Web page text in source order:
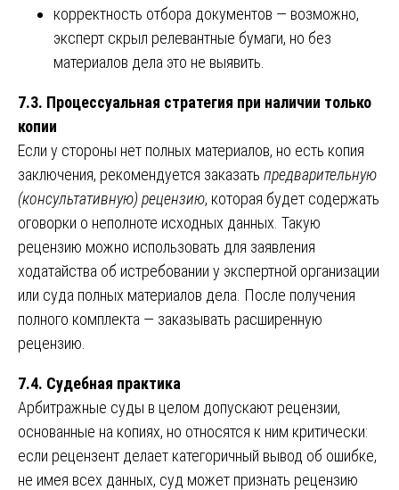
корректность отбора документов — возможно,
эксперт скрыл релевантные бумаги, но без
материалов дела это не выявить.
7.3. Процессуальная стратегия при наличии только
копии
Если у стороны нет полных материалов, но есть копия
заключения, рекомендуется заказать предварительную
(консультативную) рецензию, которая будет содержать
оговорки о неполноте исходных данных. Такую
рецензию можно использовать для заявления
ходатайства об истребовании у экспертной организации
или суда полных материалов дела. После получения
полного комплекта — заказывать расширенную
рецензию.
7.4. Судебная практика
Арбитражные суды в целом допускают рецензии,
основанные на копиях, но относятся к ним критически:
если рецензент делает категоричный вывод об ошибке,
не имея всех данных, суд может признать рецензию